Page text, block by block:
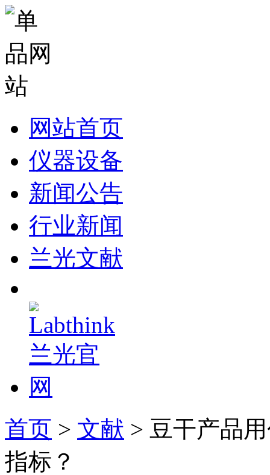
网站首页
仪器设备
新闻公告
行业新闻
兰光文献
首页 > 文献 > 豆干产品
指标？